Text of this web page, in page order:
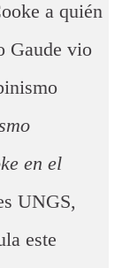
a quién
Gaude vio
en el
UNGS,
este